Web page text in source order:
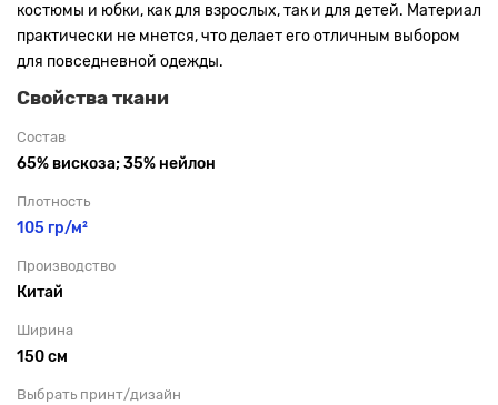
костюмы и юбки, как для взрослых, так и для детей. Материал
практически не мнется, что делает его отличным выбором
для повседневной одежды.
Свойства ткани
Состав
65% вискоза; 35% нейлон
Плотность
105 гр/м²
Производство
Китай
Ширина
150 см
Выбрать принт/дизайн